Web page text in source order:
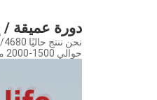
دورة عميقة /
حوالي 1500-2000 مرة